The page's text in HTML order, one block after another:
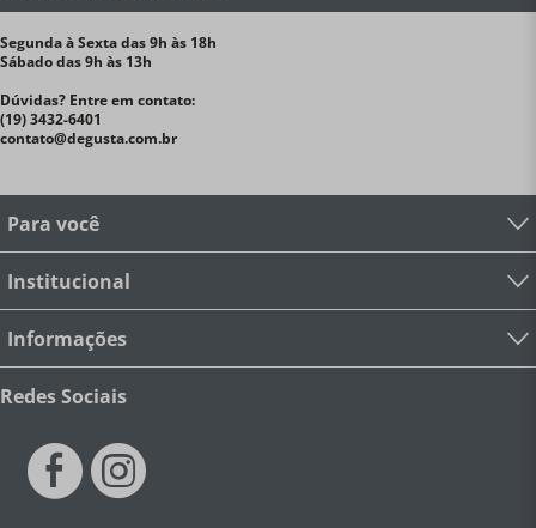
Segunda à Sexta das 9h às 18h
Sábado das 9h às 13h
Dúvidas? Entre em contato:
(19) 3432-6401
contato@degusta.com.br
Para você
Institucional
Informações
Redes Sociais